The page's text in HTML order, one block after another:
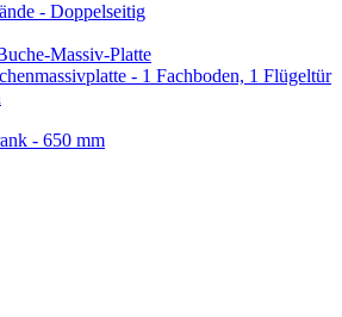
- Doppelseitig
- 1 Fachboden, 1 Flügeltür